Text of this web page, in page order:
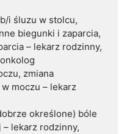
i śluzu w stolcu,
biegunki i zaparcia,
– lekarz rodzinny,
zmiana
moczu – lekarz
określone) bóle
lekarz rodzinny,